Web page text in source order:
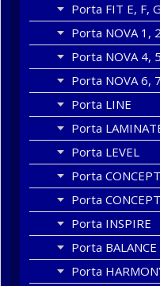
Porta FIT E, F,
Porta NOVA 1,
Porta NOVA 4, 5
Porta NOVA 6, 7
Porta LINE
Porta
Porta LEVEL
Porta
Porta
Porta INSPIRE
Porta BALANCE
Porta